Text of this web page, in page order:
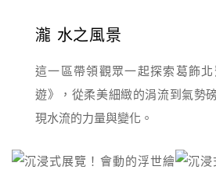
瀧 水之風景
這一區帶領觀眾一起探索葛飾
遊》，從柔美細緻的涓流到氣勢
現水流的力量與變化。